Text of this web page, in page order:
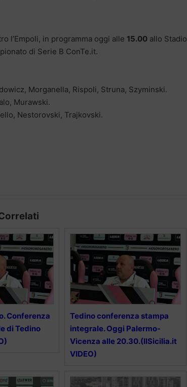
l’Empoli, in programma oggi alle 15.00 allo Stadio
di Serie B ConTe.it.
Morganella, Rispoli, Struna, Szyminski.
Murawski.
Nestorovski, Trajkovski.
Conferenza
di Tedino
Tedino conferenza stampa
integrale. Oggi Palermo-
Vicenza alle 20.30.(IlSicilia.it
VIDEO)